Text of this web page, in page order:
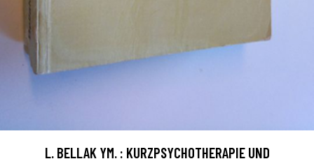
L. BELLAK YM. : KURZPSYCHOTHERAPIE UND